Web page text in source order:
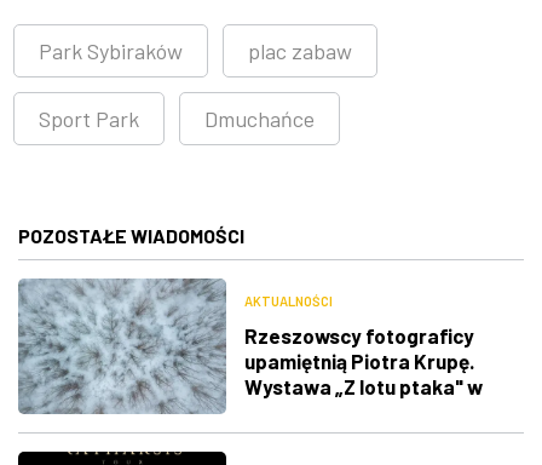
Park Sybiraków plac zabaw
Sport Park Dmuchańce
POZOSTAŁE WIADOMOŚCI
AKTUALNOŚCI
Rzeszowscy fotograficy
upamiętnią Piotra Krupę.
Wystawa „Z lotu ptaka" w